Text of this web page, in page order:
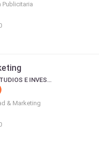
Publicitaria
CEICOS CENTRO DE ESTUDIOS E INVESTIGACIÓN EN COMUNICACIÓN SOCIAL
& Marketing